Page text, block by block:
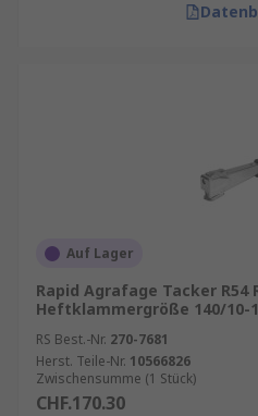
Auf Lager
Rapid Agrafage Tacker R54
Heftklammergröße 140/10-
RS Best.-Nr. 270-7681
Herst. Teile-Nr. 10566826
Zwischensumme (1 Stück)
CHF.170.30